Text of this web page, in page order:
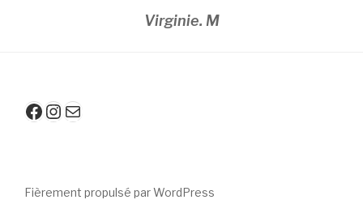
Virginie. M
Facebook
Instagram
E-mail
Fièrement propulsé par WordPress